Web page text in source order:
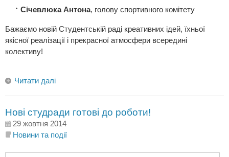
Січевлюка Антона, голову спортивного комітету
Бажаємо новій Студентській раді креативних ідей, їхньої
якісної реалізації і прекрасної атмосфери всередині
колективу!
Читати далі
Нові студради готові до роботи!
29 жовтня 2014
Новини та події